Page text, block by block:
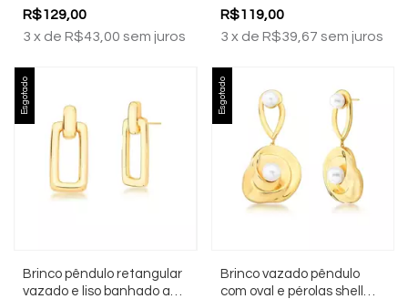
R$129,00
3 x de R$43,00 sem juros
Banhado a ouro 18k
R$119,00
3 x de R$39,67 sem juros
Esgotado
Brinco pêndulo retangular
vazado e liso banhado a
Esgotado
Brinco vazado pêndulo
com oval e pérolas shell